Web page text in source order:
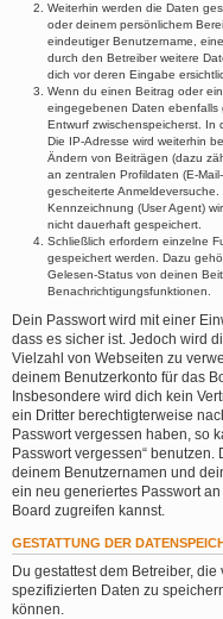
Weiterhin werden die Daten
oder deinem persönlichem
eindeutiger Benutzername,
durch den Betreiber weitere
dich vor deren Eingabe
Wenn du einen Beitrag oder
eingegebenen Daten ebenfalls
Entwurf zwischenspeicherst. In
Die IP-Adresse wird weiterhin
Ändern von Beiträgen (dazu
an zentralen Profildaten (E-
gescheiterte
Kennzeichnung (User Agent)
nicht dauerhaft gespeichert.
Schließlich erfordern einzelne
gespeichert werden. Dazu
Gelesen-Status von deinen
Benachrichtigungsfunktionen.
Dein Passwort wird mit einer
dass es sicher ist. Jedoch wird
Vielzahl von Webseiten zu
deinem Benutzerkonto für das
Insbesondere wird dich kein
ein Dritter berechtigterweise
Passwort vergessen haben, so
Passwort vergessen“
deinem Benutzernamen und
ein neu generiertes Passwort
Board zugreifen kannst.
GESTATTUNG DER
Du gestattest dem Betreiber,
spezifizierten Daten zu
können.